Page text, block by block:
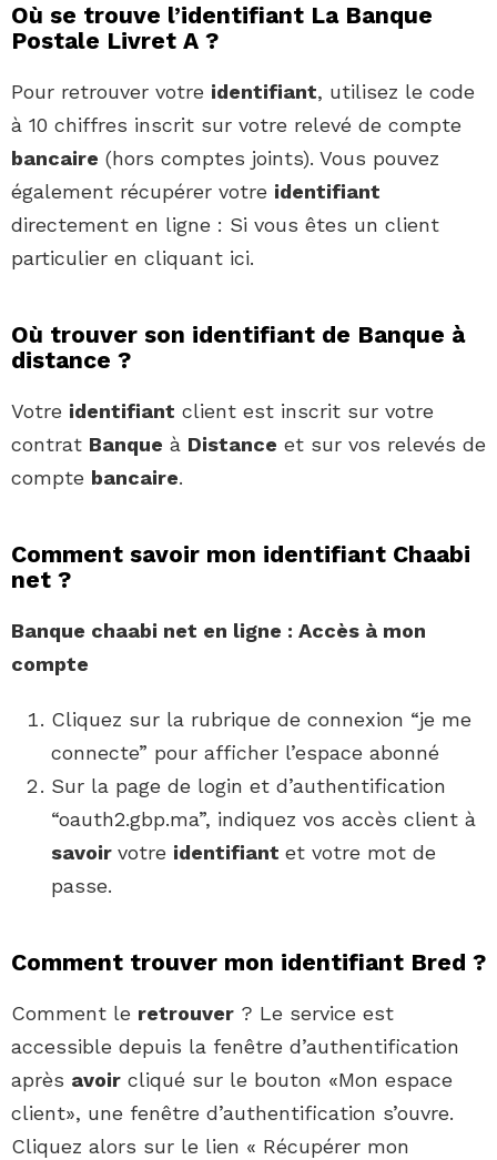
Où se trouve l’identifiant La Banque
Postale Livret A ?
Pour retrouver votre identifiant, utilisez le code
à 10 chiffres inscrit sur votre relevé de compte
bancaire (hors comptes joints). Vous pouvez
également récupérer votre identifiant
directement en ligne : Si vous êtes un client
particulier en cliquant ici.
Où trouver son identifiant de Banque à
distance ?
Votre identifiant client est inscrit sur votre
contrat Banque à Distance et sur vos relevés de
compte bancaire.
Comment savoir mon identifiant Chaabi
net ?
Banque chaabi net en ligne : Accès à mon
compte
Cliquez sur la rubrique de connexion “je me
connecte” pour afficher l’espace abonné
Sur la page de login et d’authentification
“oauth2.gbp.ma”, indiquez vos accès client à
savoir votre identifiant et votre mot de
passe.
Comment trouver mon identifiant Bred ?
Comment le retrouver ? Le service est
accessible depuis la fenêtre d’authentification
après avoir cliqué sur le bouton «Mon espace
client», une fenêtre d’authentification s’ouvre.
Cliquez alors sur le lien « Récupérer mon